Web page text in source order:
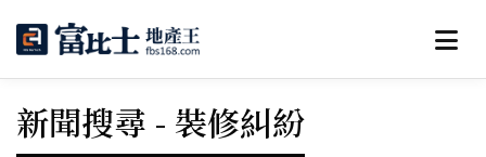
新聞搜尋 - 裝修糾紛